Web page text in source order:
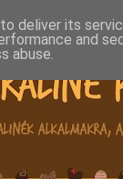
deliver its
and
abuse.